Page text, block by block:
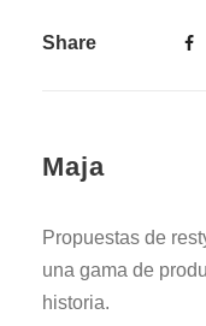
Share
Maja
Propuestas de
una gama de
historia.